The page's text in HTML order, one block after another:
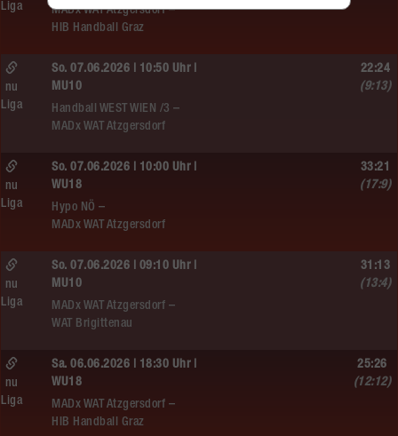
MADx WAT Atzgersdorf –
HIB Handball Graz
Liga
So. 07.06.2026 | 10:50 Uhr |
MU10
Handball WEST WIEN /3 –
MADx WAT Atzgersdorf
nu
Liga
22:24
(9:13)
So. 07.06.2026 | 10:00 Uhr |
WU18
Hypo NÖ –
MADx WAT Atzgersdorf
nu
Liga
33:21
(17:9)
So. 07.06.2026 | 09:10 Uhr |
MU10
MADx WAT Atzgersdorf –
WAT Brigittenau
nu
Liga
31:13
(13:4)
Sa. 06.06.2026 | 18:30 Uhr |
WU18
MADx WAT Atzgersdorf –
HIB Handball Graz
nu
Liga
25:26
(12:12)